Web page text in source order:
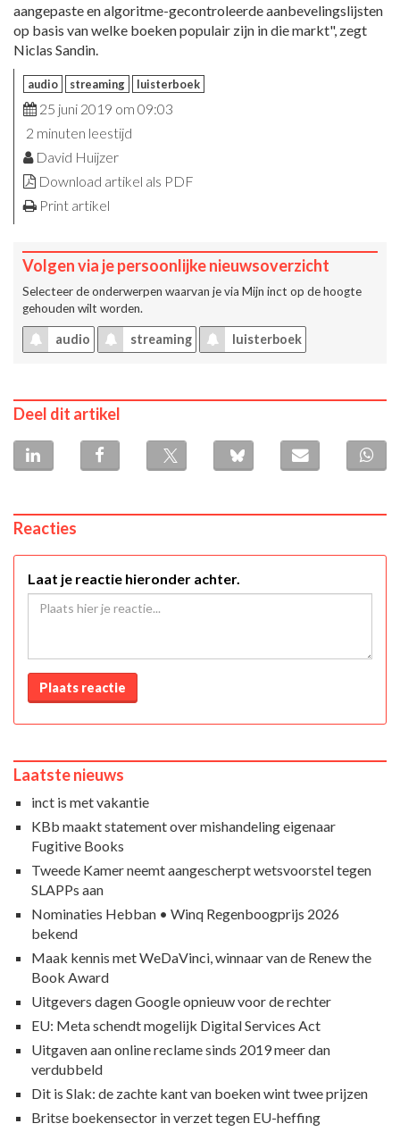
aangepaste en algoritme-gecontroleerde aanbevelingslijsten
op basis van welke boeken populair zijn in die markt", zegt
Niclas Sandin.
audio streaming luisterboek
25 juni 2019 om 09:03
2 minuten leestijd
David Huijzer
Download artikel als PDF
Print artikel
Volgen via je persoonlijke nieuwsoverzicht
Selecteer de onderwerpen waarvan je via Mijn inct op de hoogte
gehouden wilt worden.
audio streaming luisterboek
Deel dit artikel
Reacties
Laat je reactie hieronder achter.
Plaats reactie
Laatste nieuws
inct is met vakantie
KBb maakt statement over mishandeling eigenaar
Fugitive Books
Tweede Kamer neemt aangescherpt wetsvoorstel tegen
SLAPPs aan
Nominaties Hebban • Winq Regenboogprijs 2026
bekend
Maak kennis met WeDaVinci, winnaar van de Renew the
Book Award
Uitgevers dagen Google opnieuw voor de rechter
EU: Meta schendt mogelijk Digital Services Act
Uitgaven aan online reclame sinds 2019 meer dan
verdubbeld
Dit is Slak: de zachte kant van boeken wint twee prijzen
Britse boekensector in verzet tegen EU-heffing